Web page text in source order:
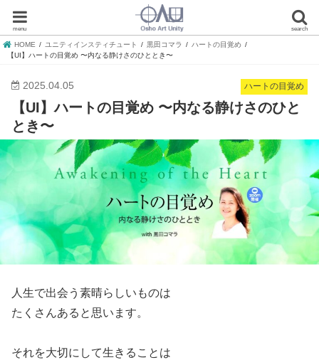
search
menu
HOME ユニティインスティチュート 黒田コマラ
ハートの目覚め
【UI】ハートの目覚め 〜内なる静けさのひととき〜
ハートの目覚め
2025.04.05
【UI】ハートの目覚め 〜内なる静けさのひと
とき〜
人生で出会う素晴らしいものは
たくさんあると思います。
それを大切にして生きることは